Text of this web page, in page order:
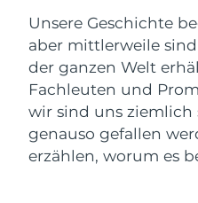
Unsere Geschichte
aber mittlerweile
der ganzen Welt
Fachleuten und
wir sind uns ziemlich
genauso gefallen
erzählen, worum es
Rot-Lichttherapie
SCHWEDISCHE
Deutschland
Kanada
Australien